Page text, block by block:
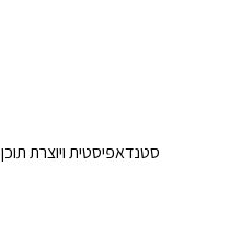
סטנדאפיסטית ויוצרת תוכן